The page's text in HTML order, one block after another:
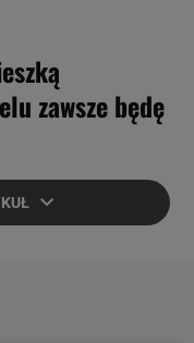
zawsze będę